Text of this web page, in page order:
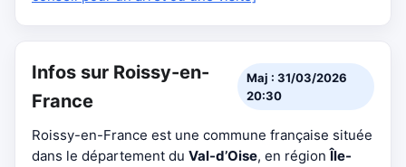
Infos sur Roissy-en-
France
Maj : 31/03/2026
20:30
Roissy-en-France est une commune française située
dans le département du Val-d’Oise, en régionÎle-